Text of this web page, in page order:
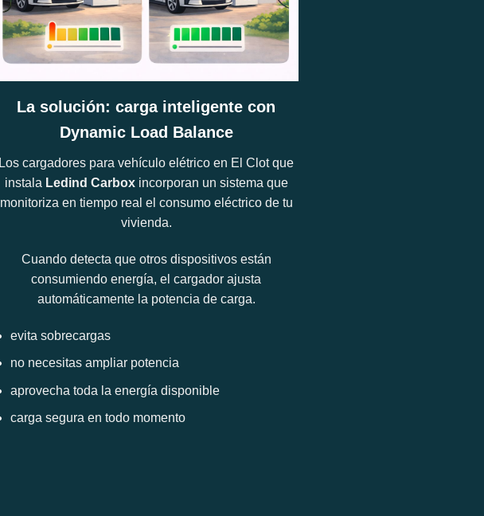
La solución: carga inteligente con
Dynamic Load Balance
Los cargadores para vehículo elétrico en El Clot que
instala Ledind Carbox incorporan un sistema que
monitoriza en tiempo real el consumo eléctrico de tu
vivienda.
Cuando detecta que otros dispositivos están
consumiendo energía, el cargador ajusta
automáticamente la potencia de carga.
evita sobrecargas
no necesitas ampliar potencia
aprovecha toda la energía disponible
carga segura en todo momento